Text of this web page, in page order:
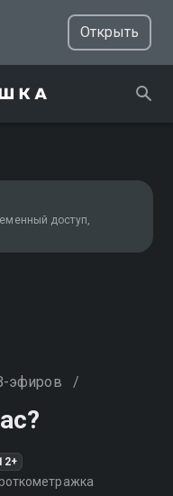
Открыть
доступ,
эфиров /